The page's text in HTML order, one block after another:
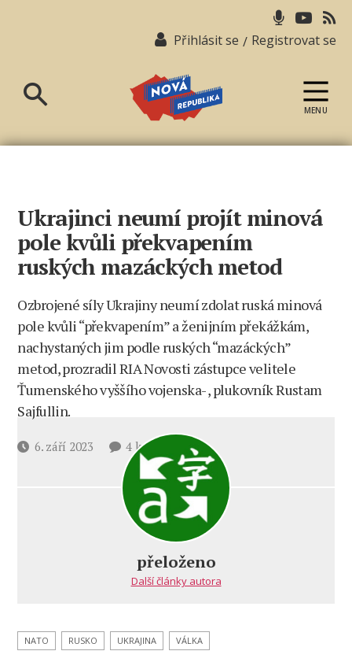
Přihlásit se / Registrovat se
republika
MENU
Ukrajinci neumí projít minová
pole kvůli překvapením
ruských mazáckých metod
Ozbrojené síly Ukrajiny neumí zdolat ruská minová
pole kvůli “překvapením” a ženijním překážkám,
nachystaných jim podle ruských “mazáckých”
metod, prozradil RIA Novosti zástupce velitele
Ťumenského vyššího vojenska- , plukovník Rustam
Sajfullin.
Datum6. září 2023 4 komentářeu
textu
s
názvem
Ukrajinci
neumí
minová
pole
ruských
mazáckých
přeloženo
Další články autora
NATO RUSKO UKRAJINA VÁLKA